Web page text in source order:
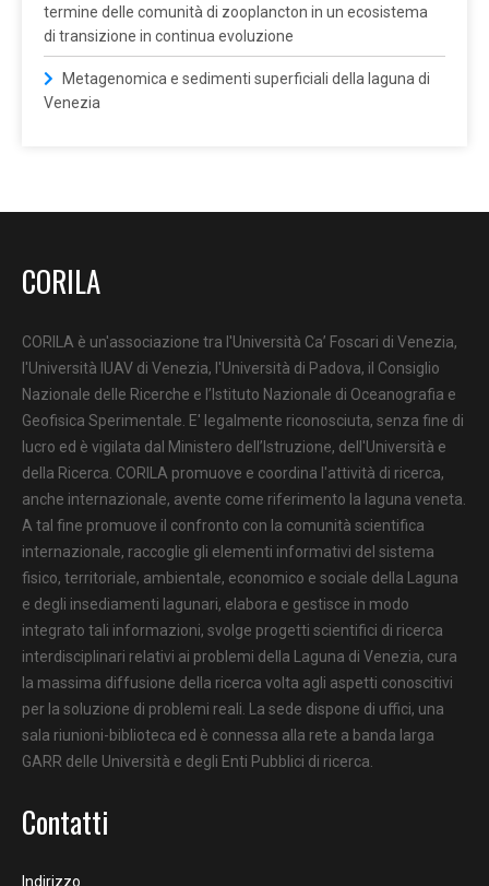
termine delle comunità di zooplancton in un ecosistema
di transizione in continua evoluzione
Metagenomica e sedimenti superficiali della laguna di
Venezia
CORILA
CORILA è un'associazione tra l'Università Ca’ Foscari di Venezia,
l'Università IUAV di Venezia, l'Università di Padova, il Consiglio
Nazionale delle Ricerche e l’Istituto Nazionale di Oceanografia e
Geofisica Sperimentale. E' legalmente riconosciuta, senza fine di
lucro ed è vigilata dal Ministero dell’Istruzione, dell'Università e
della Ricerca. CORILA promuove e coordina l'attività di ricerca,
anche internazionale, avente come riferimento la laguna veneta.
A tal fine promuove il confronto con la comunità scientifica
internazionale, raccoglie gli elementi informativi del sistema
fisico, territoriale, ambientale, economico e sociale della Laguna
e degli insediamenti lagunari, elabora e gestisce in modo
integrato tali informazioni, svolge progetti scientifici di ricerca
interdisciplinari relativi ai problemi della Laguna di Venezia, cura
la massima diffusione della ricerca volta agli aspetti conoscitivi
per la soluzione di problemi reali. La sede dispone di uffici, una
sala riunioni-biblioteca ed è connessa alla rete a banda larga
GARR delle Università e degli Enti Pubblici di ricerca.
Contatti
Indirizzo